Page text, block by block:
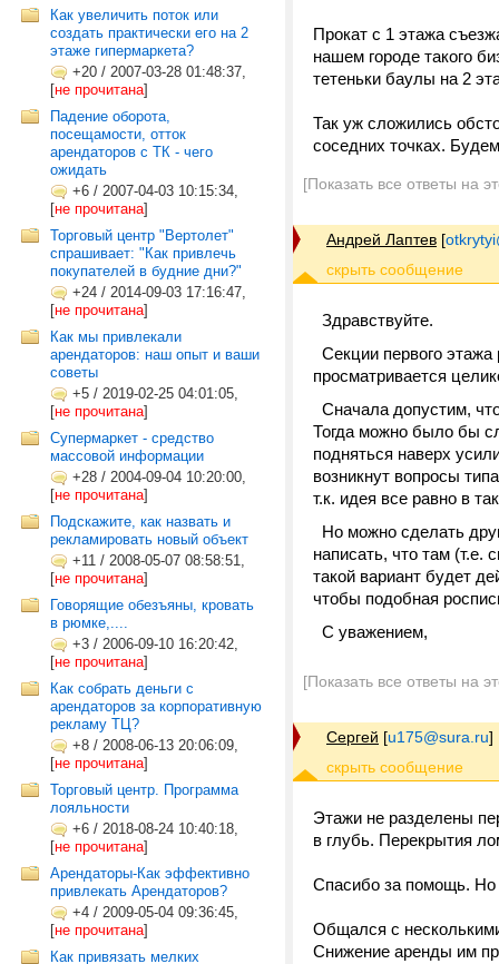
Как увеличить поток или
создать практически его на 2
этаже гипермаркета?
+20 / 2007-03-28 01:48:37,
[не прочитана]
Падение оборота,
посещамости, отток
арендаторов с ТК - чего
ожидать
+6 / 2007-04-03 10:15:34,
[не прочитана]
Торговый центр "Вертолет"
спрашивает: "Как привлечь
покупателей в будние дни?"
+24 / 2014-09-03 17:16:47,
[не прочитана]
Как мы привлекали
арендаторов: наш опыт и ваши
советы
+5 / 2019-02-25 04:01:05,
[не прочитана]
Супермаркет - средство
массовой информации
+28 / 2004-09-04 10:20:00,
[не прочитана]
Подскажите, как назвать и
рекламировать новый объект
+11 / 2008-05-07 08:58:51,
[не прочитана]
Говорящие обезъяны, кровать
в рюмке,....
+3 / 2006-09-10 16:20:42,
[не прочитана]
Как собрать деньги с
арендаторов за корпоративную
рекламу ТЦ?
+8 / 2008-06-13 20:06:09,
[не прочитана]
Торговый центр. Программа
лояльности
+6 / 2018-08-24 10:40:18,
[не прочитана]
Арендаторы-Как эффективно
привлекать Арендаторов?
+4 / 2009-05-04 09:36:45,
[не прочитана]
Как привязать мелких
Прокат с 1 этажа
нашем городе такого
тетеньки баулы на 2
Так уж сложились
соседних точках.
[Показать все ответы на
Андрей Лаптев [
Здравствуйте.
Секции первого
просматривается
Сначала допустим,
Тогда можно было бы
подняться наверх
возникнут вопросы
т.к. идея все равно в
Но можно сделать
написать, что там (т.е.
такой вариант будет
чтобы подобная
С уважением,
[Показать все ответы на
Сергей [u175@sura.ru]
Этажи не разделены
в глубь. Перекрытия
Спасибо за помощь. Но
Общался с
Снижение аренды им